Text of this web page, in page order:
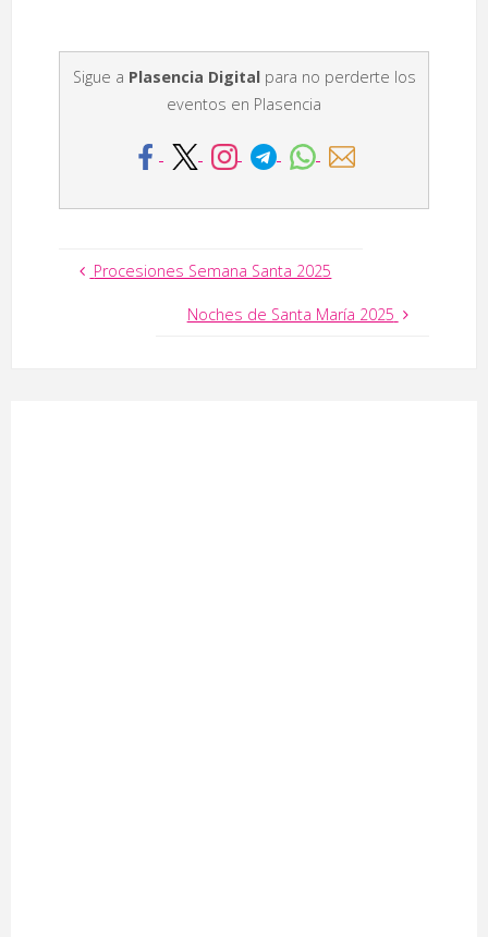
Sigue a Plasencia Digitalpara no perderte los
eventos en Plasencia
Procesiones Semana Santa 2025
Noches de Santa María 2025